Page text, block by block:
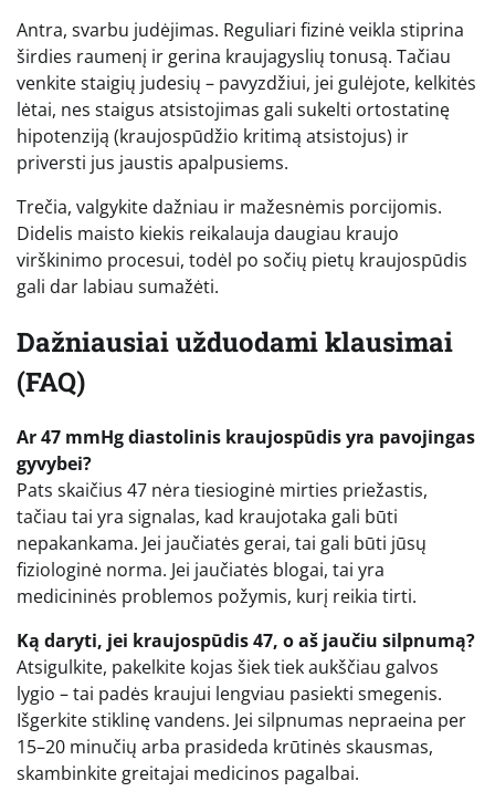
Antra, svarbu judėjimas. Reguliari fizinė veikla stiprina
širdies raumenį ir gerina kraujagyslių tonusą. Tačiau
venkite staigių judesių – pavyzdžiui, jei gulėjote, kelkitės
lėtai, nes staigus atsistojimas gali sukelti ortostatinę
hipotenziją (kraujospūdžio kritimą atsistojus) ir
priversti jus jaustis apalpusiems.
Trečia, valgykite dažniau ir mažesnėmis porcijomis.
Didelis maisto kiekis reikalauja daugiau kraujo
virškinimo procesui, todėl po sočių pietų kraujospūdis
gali dar labiau sumažėti.
Dažniausiai užduodami klausimai
(FAQ)
Ar 47 mmHg diastolinis kraujospūdis yra pavojingas
gyvybei?
Pats skaičius 47 nėra tiesioginė mirties priežastis,
tačiau tai yra signalas, kad kraujotaka gali būti
nepakankama. Jei jaučiatės gerai, tai gali būti jūsų
fiziologinė norma. Jei jaučiatės blogai, tai yra
medicininės problemos požymis, kurį reikia tirti.
Ką daryti, jei kraujospūdis 47, o aš jaučiu silpnumą?
Atsigulkite, pakelkite kojas šiek tiek aukščiau galvos
lygio – tai padės kraujui lengviau pasiekti smegenis.
Išgerkite stiklinę vandens. Jei silpnumas nepraeina per
15–20 minučių arba prasideda krūtinės skausmas,
skambinkite greitajai medicinos pagalbai.